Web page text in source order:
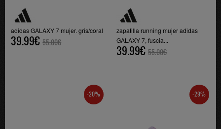
adidas GALAXY 7 mujer. gris/coral
39.99€ 55.00€
zapatilla running mujer adidas
GALAXY 7, fuscia...
39.99€ 55.00€
-20% -29%